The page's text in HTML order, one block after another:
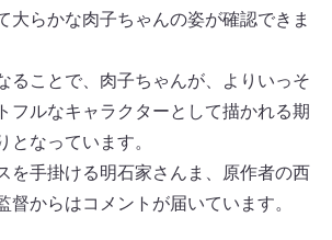
大らかな肉子ちゃんの姿が確認できま
ることで、肉子ちゃんが、よりいっそ
フルなキャラクターとして描かれる期
となっています。
を手掛ける明石家さんま、原作者の西
督からはコメントが届いています。